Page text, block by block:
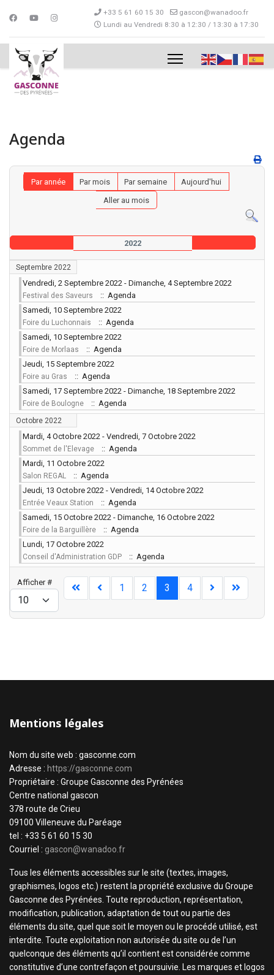
+33 5 61 60 15 30
gascon@wanadoo.fr
Lundi au Vendredi 8:30 à 12:30 / 13:30 à 17:30
Agenda
Par année Par mois Par semaine
Aujourd'hui
Aller au mois
2022
Septembre 2022
Vendredi, 2 Septembre 2022 - Dimanche, 4 Septembre 2022
Festival des Saveurs
:: Agenda
Samedi, 10 Septembre 2022
Foire du Luchonnais
:: Agenda
Samedi, 10 Septembre 2022
Foire de Morlaas
:: Agenda
Jeudi, 15 Septembre 2022
Foire au Gras
:: Agenda
Samedi, 17 Septembre 2022 - Dimanche, 18 Septembre 2022
Foire de Boulogne :: Agenda
Octobre 2022
Mardi, 4 Octobre 2022 - Vendredi, 7 Octobre 2022
Sommet de l'Elevage
:: Agenda
Mardi, 11 Octobre 2022
Salon REGAL
:: Agenda
Jeudi, 13 Octobre 2022 - Vendredi, 14 Octobre 2022
Entrée Veaux Station
:: Agenda
Samedi, 15 Octobre 2022 - Dimanche, 16 Octobre 2022
Foire de la Barguillère
:: Agenda
Lundi, 17 Octobre 2022
Conseil d'Administration GDP :: Agenda
Limite de la pagination
Afficher # 1 2 3 4
Mentions légales
Nom du site web : gasconne.com
Adresse : https://gasconne.com
Propriétaire : Groupe Gasconne des Pyrénées
Centre national gascon
378 route de Crieu
09100 Villeneuve du Paréage
tel : +33 5 61 60 15 30
Courriel : gascon@wanadoo.fr
Tous les éléments accessibles sur le site (textes, images,
graphismes, logos etc.) restent la propriété exclusive du Groupe
Gasconne des Pyrénées. Toute reproduction, représentation,
modification, publication, adaptation de tout ou partie des
éléments du site, quel que soit le moyen ou le procédé utilisé, est
interdite. Toute exploitation non autorisée du site ou de l’un
quelconque des éléments qu’il contient est considérée comme
constitutive d’une contrefaçon et poursuivie. Les marques et logos